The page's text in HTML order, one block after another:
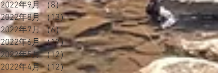
2022年9月 （8）8件の記事
2022年8月 （13）13件の記事
2022年7月 （6）6件の記事
2022年6月 （17）17件の記事
2022年5月 （12）12件の記事
2022年4月 （12）12件の記事